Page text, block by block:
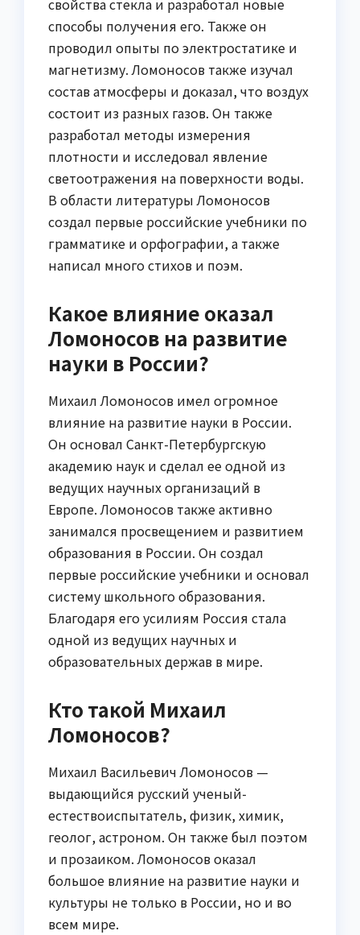
свойства стекла и разработал новые
способы получения его. Также он
проводил опыты по электростатике и
магнетизму. Ломоносов также изучал
состав атмосферы и доказал, что воздух
состоит из разных газов. Он также
разработал методы измерения
плотности и исследовал явление
светоотражения на поверхности воды.
В области литературы Ломоносов
создал первые российские учебники по
грамматике и орфографии, а также
написал много стихов и поэм.
Какое влияние оказал
Ломоносов на развитие
науки в России?
Михаил Ломоносов имел огромное
влияние на развитие науки в России.
Он основал Санкт-Петербургскую
академию наук и сделал ее одной из
ведущих научных организаций в
Европе. Ломоносов также активно
занимался просвещением и развитием
образования в России. Он создал
первые российские учебники и основал
систему школьного образования.
Благодаря его усилиям Россия стала
одной из ведущих научных и
образовательных держав в мире.
Кто такой Михаил
Ломоносов?
Михаил Васильевич Ломоносов —
выдающийся русский ученый-
естествоиспытатель, физик, химик,
геолог, астроном. Он также был поэтом
и прозаиком. Ломоносов оказал
большое влияние на развитие науки и
культуры не только в России, но и во
всем мире.